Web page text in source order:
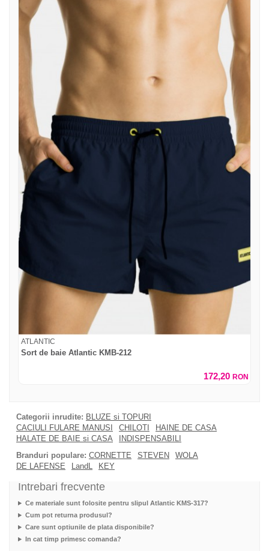
ATLANTIC
Sort de baie Atlantic KMB-212
172,20 RON
Categorii inrudite: BLUZE si TOPURI
CACIULI FULARE MANUSI
CHILOTI
HAINE DE CASA
HALATE DE BAIE si CASA
INDISPENSABILI
Branduri populare: CORNETTE STEVEN
WOLA
DE LAFENSE
LandL KEY
Intrebari frecvente
Ce materiale sunt folosite pentru slipul Atlantic KMS-317?
Cum pot returna produsul?
Care sunt optiunile de plata disponibile?
In cat timp primesc comanda?